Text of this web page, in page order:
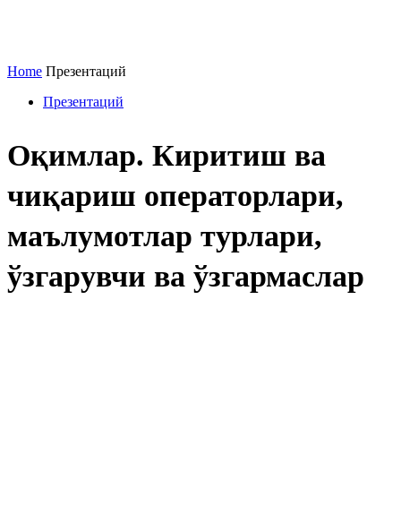
Home Презентаций
Презентаций
Оқимлар. Киритиш ва
чиқариш операторлари,
маълумотлар турлари,
ўзгарувчи ва ўзгармаслар